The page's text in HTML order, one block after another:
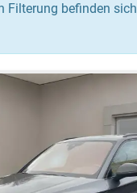
Filterung befinden sich